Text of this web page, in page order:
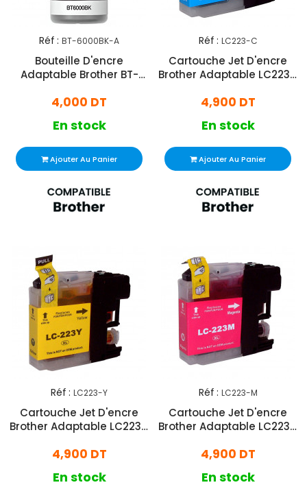
Réf : BT-6000BK-A
Bouteille D'encre
Adaptable Brother BT-
4,000 DT
En stock
Ajouter Au Panier
Réf : LC223-C
Cartouche Jet D'encre
Brother Adaptable LC223 -
4,900 DT
En stock
Ajouter Au Panier
Réf : LC223-Y
Cartouche Jet D'encre
Brother Adaptable LC223 -
4,900 DT
En stock
Réf : LC223-M
Cartouche Jet D'encre
Brother Adaptable LC223 -
4,900 DT
En stock